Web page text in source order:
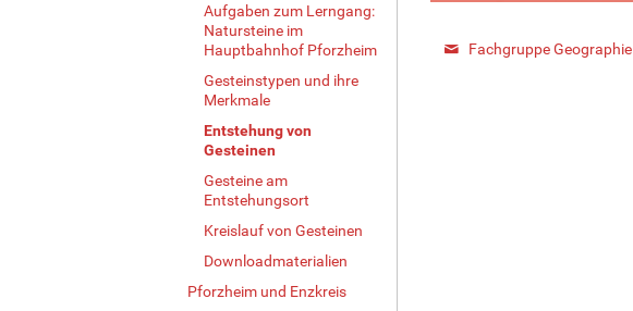
Aufgaben zum Lerngang:
Natursteine im
Hauptbahnhof Pforzheim
Gesteinstypen und ihre
Merkmale
Entstehung von
Gesteinen
Gesteine am
Entstehungsort
Kreislauf von Gesteinen
Downloadmaterialien
Pforzheim und Enzkreis
Fachgruppe Geographie